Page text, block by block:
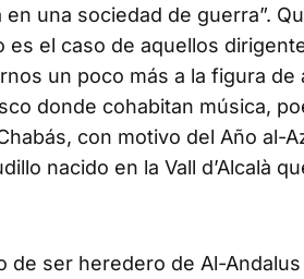
una sociedad de guerra”.
el caso de aquellos
un poco más a la figura
donde cohabitan música,
con motivo del Año al-
nacido en la Vall d’Alcalà
de ser heredero de Al-